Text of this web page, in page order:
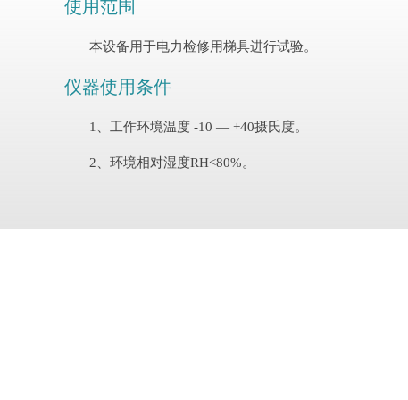
使用范围
本设备用于电力检修用梯具进行试验。
仪器使用条件
1、工作环境温度 -10 — +40摄氏度。
2、环境相对湿度RH<80%。